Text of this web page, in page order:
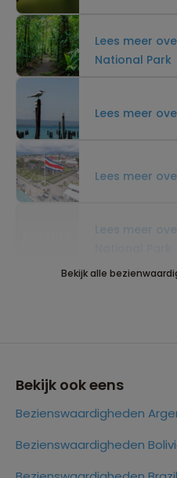
Lees meer
National Park
Lees meer
Lees meer
Lees meer
Bekijk alle
Bekijk ook eens
Bezienswaardigheden
Bezienswaardigheden